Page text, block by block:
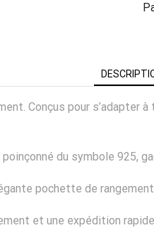
Conçus pour
du symbole 925,
pochette de
et une expédition